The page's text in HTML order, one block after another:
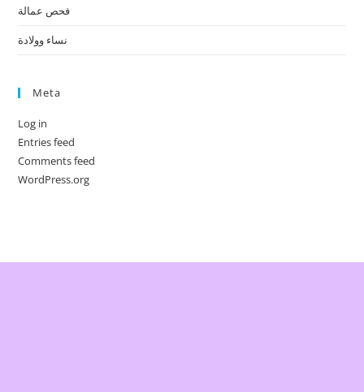
فحص عمالة
نساء وولادة
Meta
Log in
Entries feed
Comments feed
WordPress.org